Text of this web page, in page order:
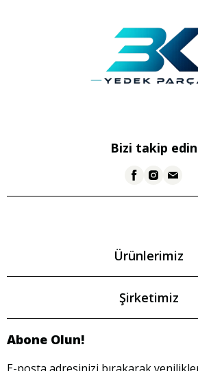
Bizi takip edin
Ürünlerimiz
Şirketimiz
Abone Olun!